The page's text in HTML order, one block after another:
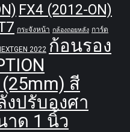
FX4 (2012-ON)
กระจังหน้า กล้องถอยหลัง การ์ด
2022 ก้อนรอง
สี
ปรับองศา
าด 1 นิ้ว